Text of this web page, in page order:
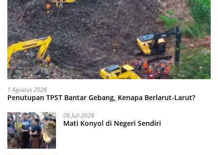
1 Agustus 2026
Penutupan TPST Bantar Gebang, Kenapa Berlarut-Larut?
26 Juli 2026
Mati Konyol di Negeri Sendiri